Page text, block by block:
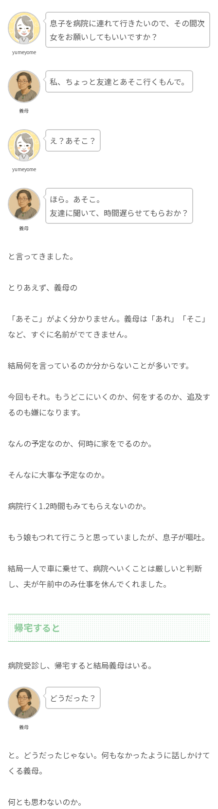
yumeyome
息子を病院に連れて行きたいので、その間次
女をお願いしてもいいですか？
義母
私、ちょっと友達とあそこ行くもんで。
yumeyome
え？あそこ？
義母
ほら。あそこ。
友達に聞いて、時間遅らせてもらおか？
と言ってきました。
とりあえず、義母の
「あそこ」がよく分かりません。義母は「あれ」「そこ」
など、すぐに名前がでてきません。
結局何を言っているのか分からないことが多いです。
今回もそれ。もうどこにいくのか、何をするのか、追及す
るのも嫌になります。
なんの予定なのか、何時に家をでるのか。
そんなに大事な予定なのか。
病院行く1.2時間もみてもらえないのか。
もう娘もつれて行こうと思っていましたが、息子が嘔吐。
結局一人で車に乗せて、病院へいくことは厳しいと判断
し、夫が午前中のみ仕事を休んでくれました。
帰宅すると
病院受診し、帰宅すると結局義母はいる。
義母
どうだった？
と。どうだったじゃない。何もなかったように話しかけて
くる義母。
何とも思わないのか。